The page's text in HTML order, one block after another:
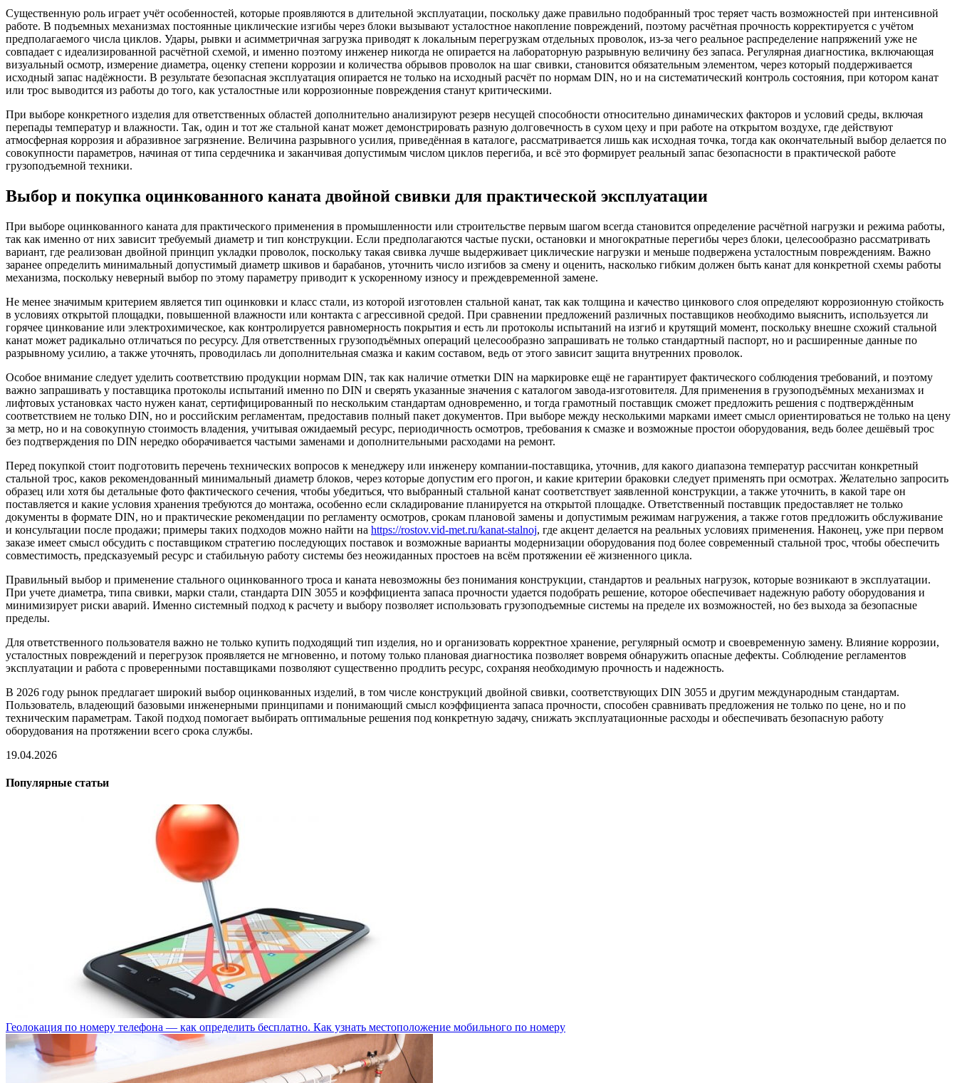
Существенную роль играет учёт особенностей, которые проявляются в длительной эксплуатации, поскольку даже правильно подобранный трос теряет часть возможностей при интенсивной
работе. В подъемных механизмах постоянные циклические изгибы через блоки вызывают усталостное накопление повреждений, поэтому расчётная прочность корректируется с учётом
предполагаемого числа циклов. Удары, рывки и асимметричная загрузка приводят к локальным перегрузкам отдельных проволок, из-за чего реальное распределение напряжений уже не
совпадает с идеализированной расчётной схемой, и именно поэтому инженер никогда не опирается на лабораторную разрывную величину без запаса. Регулярная диагностика, включающая
визуальный осмотр, измерение диаметра, оценку степени коррозии и количества обрывов проволок на шаг свивки, становится обязательным элементом, через который поддерживается
исходный запас надёжности. В результате безопасная эксплуатация опирается не только на исходный расчёт по нормам DIN, но и на систематический контроль состояния, при котором канат
или трос выводится из работы до того, как усталостные или коррозионные повреждения станут критическими.
При выборе конкретного изделия для ответственных областей дополнительно анализируют резерв несущей способности относительно динамических факторов и условий среды, включая
перепады температур и влажности. Так, один и тот же стальной канат может демонстрировать разную долговечность в сухом цеху и при работе на открытом воздухе, где действуют
атмосферная коррозия и абразивное загрязнение. Величина разрывного усилия, приведённая в каталоге, рассматривается лишь как исходная точка, тогда как окончательный выбор делается по
совокупности параметров, начиная от типа сердечника и заканчивая допустимым числом циклов перегиба, и всё это формирует реальный запас безопасности в практической работе
грузоподъемной техники.
Выбор и покупка оцинкованного каната двойной свивки для практической эксплуатации
При выборе оцинкованного каната для практического применения в промышленности или строительстве первым шагом всегда становится определение расчётной нагрузки и режима работы,
так как именно от них зависит требуемый диаметр и тип конструкции. Если предполагаются частые пуски, остановки и многократные перегибы через блоки, целесообразно рассматривать
вариант, где реализован двойной принцип укладки проволок, поскольку такая свивка лучше выдерживает циклические нагрузки и меньше подвержена усталостным повреждениям. Важно
заранее определить минимальный допустимый диаметр шкивов и барабанов, уточнить число изгибов за смену и оценить, насколько гибким должен быть канат для конкретной схемы работы
механизма, поскольку неверный выбор по этому параметру приводит к ускоренному износу и преждевременной замене.
Не менее значимым критерием является тип оцинковки и класс стали, из которой изготовлен стальной канат, так как толщина и качество цинкового слоя определяют коррозионную стойкость
в условиях открытой площадки, повышенной влажности или контакта с агрессивной средой. При сравнении предложений различных поставщиков необходимо выяснить, используется ли
горячее цинкование или электрохимическое, как контролируется равномерность покрытия и есть ли протоколы испытаний на изгиб и крутящий момент, поскольку внешне схожий стальной
канат может радикально отличаться по ресурсу. Для ответственных грузоподъёмных операций целесообразно запрашивать не только стандартный паспорт, но и расширенные данные по
разрывному усилию, а также уточнять, проводилась ли дополнительная смазка и каким составом, ведь от этого зависит защита внутренних проволок.
Особое внимание следует уделить соответствию продукции нормам DIN, так как наличие отметки DIN на маркировке ещё не гарантирует фактического соблюдения требований, и поэтому
важно запрашивать у поставщика протоколы испытаний именно по DIN и сверять указанные значения с каталогом завода-изготовителя. Для применения в грузоподъёмных механизмах и
лифтовых установках часто нужен канат, сертифицированный по нескольким стандартам одновременно, и тогда грамотный поставщик сможет предложить решения с подтверждённым
соответствием не только DIN, но и российским регламентам, предоставив полный пакет документов. При выборе между несколькими марками имеет смысл ориентироваться не только на цену
за метр, но и на совокупную стоимость владения, учитывая ожидаемый ресурс, периодичность осмотров, требования к смазке и возможные простои оборудования, ведь более дешёвый трос
без подтверждения по DIN нередко оборачивается частыми заменами и дополнительными расходами на ремонт.
Перед покупкой стоит подготовить перечень технических вопросов к менеджеру или инженеру компании-поставщика, уточнив, для какого диапазона температур рассчитан конкретный
стальной трос, каков рекомендованный минимальный диаметр блоков, через которые допустим его прогон, и какие критерии браковки следует применять при осмотрах. Желательно запросить
образец или хотя бы детальные фото фактического сечения, чтобы убедиться, что выбранный стальной канат соответствует заявленной конструкции, а также уточнить, в какой таре он
поставляется и какие условия хранения требуются до монтажа, особенно если складирование планируется на открытой площадке. Ответственный поставщик предоставляет не только
документы в формате DIN, но и практические рекомендации по регламенту осмотров, срокам плановой замены и допустимым режимам нагружения, а также готов предложить обслуживание
и консультации после продажи; примеры таких подходов можно найти на https://rostov.vid-met.ru/kanat-stalnoj, где акцент делается на реальных условиях применения. Наконец, уже при первом
заказе имеет смысл обсудить с поставщиком стратегию последующих поставок и возможные варианты модернизации оборудования под более современный стальной трос, чтобы обеспечить
совместимость, предсказуемый ресурс и стабильную работу системы без неожиданных простоев на всём протяжении её жизненного цикла.
Правильный выбор и применение стального оцинкованного троса и каната невозможны без понимания конструкции, стандартов и реальных нагрузок, которые возникают в эксплуатации.
При учете диаметра, типа свивки, марки стали, стандарта DIN 3055 и коэффициента запаса прочности удается подобрать решение, которое обеспечивает надежную работу оборудования и
минимизирует риски аварий. Именно системный подход к расчету и выбору позволяет использовать грузоподъемные системы на пределе их возможностей, но без выхода за безопасные
пределы.
Для ответственного пользователя важно не только купить подходящий тип изделия, но и организовать корректное хранение, регулярный осмотр и своевременную замену. Влияние коррозии,
усталостных повреждений и перегрузок проявляется не мгновенно, и потому только плановая диагностика позволяет вовремя обнаружить опасные дефекты. Соблюдение регламентов
эксплуатации и работа с проверенными поставщиками позволяют существенно продлить ресурс, сохраняя необходимую прочность и надежность.
В 2026 году рынок предлагает широкий выбор оцинкованных изделий, в том числе конструкций двойной свивки, соответствующих DIN 3055 и другим международным стандартам.
Пользователь, владеющий базовыми инженерными принципами и понимающий смысл коэффициента запаса прочности, способен сравнивать предложения не только по цене, но и по
техническим параметрам. Такой подход помогает выбирать оптимальные решения под конкретную задачу, снижать эксплуатационные расходы и обеспечивать безопасную работу
оборудования на протяжении всего срока службы.
19.04.2026
Популярные статьи
Геолокация по номеру телефона — как определить бесплатно. Как узнать местоположение мобильного по номеру